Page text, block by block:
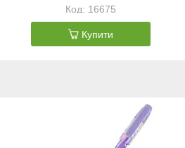
16675
Купити